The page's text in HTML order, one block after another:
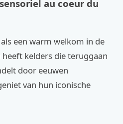
au coeur du
een warm welkom in de
kelders die teruggaan
door eeuwen
van hun iconische